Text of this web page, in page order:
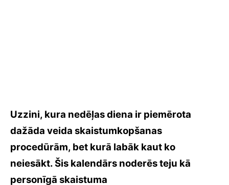
Uzzini, kura nedēļas diena ir piemērota
dažāda veida skaistumkopšanas
procedūrām, bet kurā labāk kaut ko
neiesākt. Šis kalendārs noderēs teju kā
personīgā skaistuma